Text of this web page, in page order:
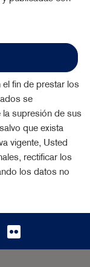
el fin de prestar los
se
la supresión de sus
que exista
vigente, Usted
rectificar los
los datos no